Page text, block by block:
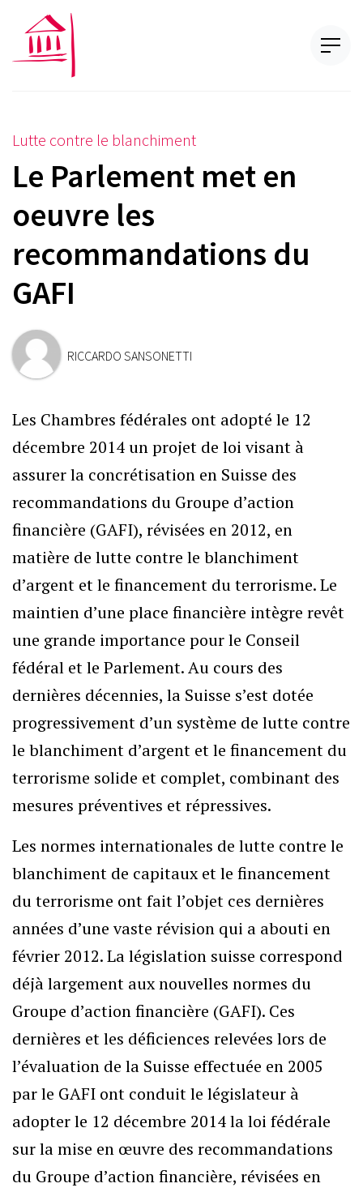
Lutte contre le blanchiment
Le Parlement met en
oeuvre les
recommandations du
GAFI
RICCARDO SANSONETTI
Les Chambres fédérales ont adopté le 12
décembre 2014 un projet de loi visant à
assurer la concrétisation en Suisse des
recommandations du Groupe d’action
financière (GAFI), révisées en 2012, en
matière de lutte contre le blanchiment
d’argent et le financement du terrorisme. Le
maintien d’une place financière intègre revêt
une grande importance pour le Conseil
fédéral et le Parlement. Au cours des
dernières décennies, la Suisse s’est dotée
progressivement d’un système de lutte contre
le blanchiment d’argent et le financement du
terrorisme solide et complet, combinant des
mesures préventives et répressives.
Les normes internationales de lutte contre le
blanchiment de capitaux et le financement
du terrorisme ont fait l’objet ces dernières
années d’une vaste révision qui a abouti en
février 2012. La législation suisse correspond
déjà largement aux nouvelles normes du
Groupe d’action financière (GAFI). Ces
dernières et les déficiences relevées lors de
l’évaluation de la Suisse effectuée en 2005
par le GAFI ont conduit le législateur à
adopter le 12 décembre 2014 la loi fédérale
sur la mise en œuvre des recommandations
du Groupe d’action financière, révisées en